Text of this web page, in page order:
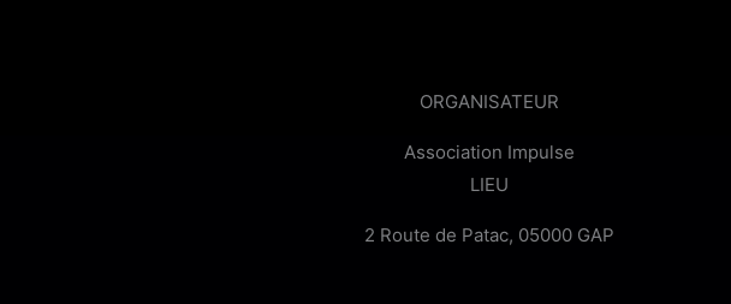
ORGANISATEUR
Association Impulse
LIEU
2 Route de Patac, 05000 GAP